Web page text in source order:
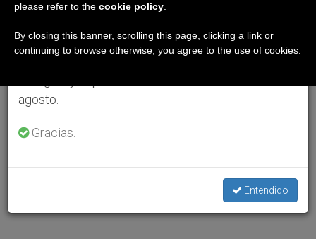
se generan menos informaciones y también el
agosto.
Gracias.
Entendido
please refer to the cookie policy
By closing this banner, scrolling this page, clicking a link or
continuing to browse otherwise, you agree to the use of cookies.